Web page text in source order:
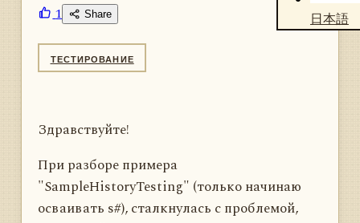
日本語
1 Share
ТЕСТИРОВАНИЕ
Здравствуйте!
При разборе примера
"SampleHistoryTesting" (только начинаю
осваивать s#), сталкнулась с проблемой,